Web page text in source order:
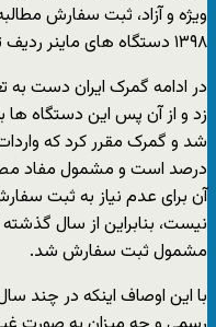
ویژه و آزاد، ثبت سفارش
۱۳۹۸ دستگاه های ماینر ردیف تعرفه مشخصی نداشت.
در ادامه گمرک ایران دست
شد و گمرک مقرر کرد که
درصد است و مشمول مفاد
آن برای عدم نیاز به ثبت
نیست، بنابراین از سال گذشته
مشمول ثبت سفارش شد.
با این اوصاف اینکه در چند